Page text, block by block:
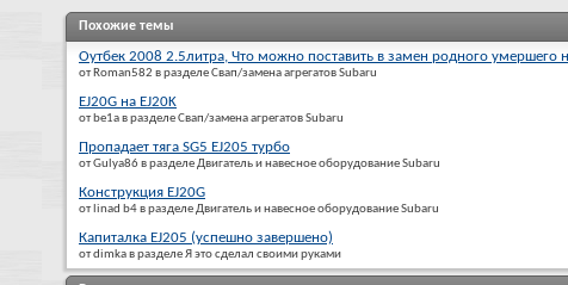
Похожие темы
Оутбек 2008 2.5литра, Что можно поставить в замен родного умершего
от Roman582 в разделе Свап/замена агрегатов Subaru
EJ20G на EJ20K
от be1a в разделе Свап/замена агрегатов Subaru
Пропадает тяга SG5 EJ205 турбо
от Gulya86 в разделе Двигатель и навесное оборудование Subaru
Конструкция EJ20G
от linad b4 в разделе Двигатель и навесное оборудование Subaru
Капиталка EJ205 (успешно завершено)
от dimka в разделе Я это сделал своими руками